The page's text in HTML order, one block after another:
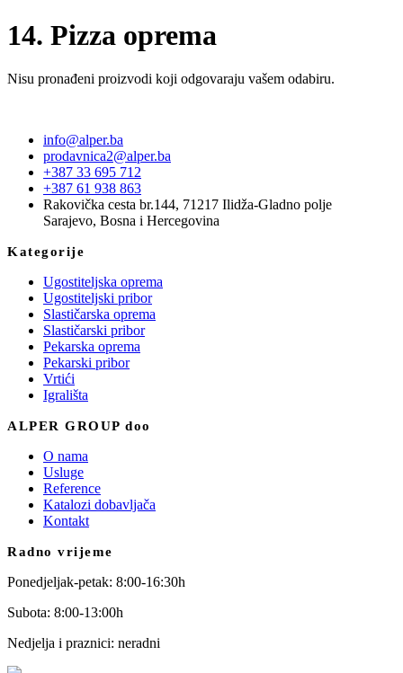
14. Pizza oprema
Nisu pronađeni proizvodi koji odgovaraju vašem odabiru.
info@alper.ba
prodavnica2@alper.ba
+387 33 695 712
+387 61 938 863
Rakovička cesta br.144, 71217 Ilidža-Gladno polje
Sarajevo, Bosna i Hercegovina
Kategorije
Ugostiteljska oprema
Ugostiteljski pribor
Slastičarska oprema
Slastičarski pribor
Pekarska oprema
Pekarski pribor
Vrtići
Igrališta
ALPER GROUP doo
O nama
Usluge
Reference
Katalozi dobavljača
Kontakt
Radno vrijeme
Ponedjeljak-petak: 8:00-16:30h
Subota: 8:00-13:00h
Nedjelja i praznici: neradni